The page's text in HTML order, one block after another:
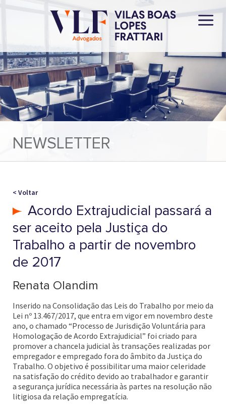
NEWSLETTER
< Voltar
Acordo Extrajudicial passará a
ser aceito pela Justiça do
Trabalho a partir de novembro
de 2017
Renata Olandim
Inserido na Consolidação das Leis do Trabalho por meio da
Lei nº 13.467/2017, que entra em vigor em novembro deste
ano, o chamado “Processo de Jurisdição Voluntária para
Homologação de Acordo Extrajudicial” foi criado para
promover a chancela judicial às transações realizadas por
empregador e empregado fora do âmbito da Justiça do
Trabalho. O objetivo é possibilitar uma maior celeridade
na satisfação do crédito devido ao trabalhador e garantir
a segurança jurídica necessária às partes na resolução não
litigiosa da relação empregatícia.